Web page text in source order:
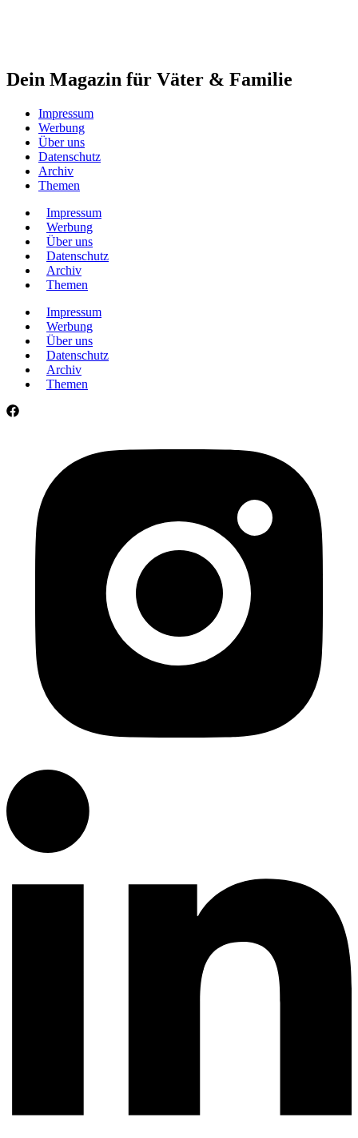
Dein Magazin für Väter & Familie
Impressum
Werbung
Über uns
Datenschutz
Archiv
Themen
Impressum
Werbung
Über uns
Datenschutz
Archiv
Themen
Impressum
Werbung
Über uns
Datenschutz
Archiv
Themen